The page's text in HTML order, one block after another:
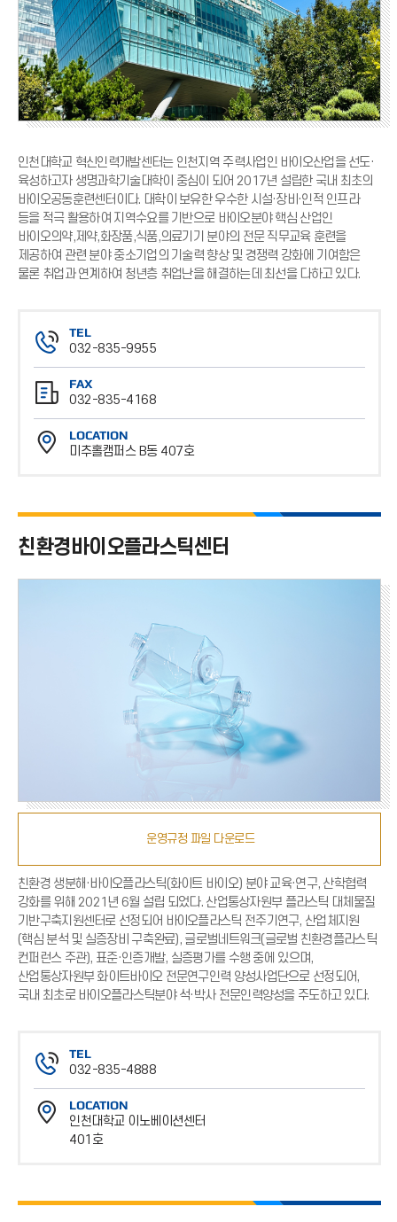
인천대학교 혁신인력개발센터는 인천지역 주력사업인 바이오산업을 선도·
육성하고자 생명과학기술대학이 중심이 되어 2017년 설립한 국내 최초의
바이오공동훈련센터이다. 대학이 보유한 우수한 시설·장비·인적 인프라
등을 적극 활용하여 지역수요를 기반으로 바이오분야 핵심 산업인
바이오의약,제약,화장품,식품,의료기기 분야의 전문 직무교육 훈련을
제공하여 관련 분야 중소기업의 기술력 향상 및 경쟁력 강화에 기여함은
물론 취업과 연계하여 청년층 취업난을 해결하는데 최선을 다하고 있다.
TEL
032-835-9955
전
화
번
호
FAX
032-835-4168
팩
스
번
LOCATION
미추홀캠퍼스 B동 407호
운영규정 파일 다운로드
친환경바이오플라스틱센터
친환경 생분해·바이오플라스틱(화이트 바이오) 분야 교육·연구, 산학협력
강화를 위해 2021년 6월 설립 되었다. 산업통상자원부 플라스틱 대체물질
기반구축지원센터로 선정되어 바이오플라스틱 전주기연구, 산업체지원
(핵심 분석 및 실증장비 구축완료), 글로벌네트워크(글로벌 친환경플라스틱
컨퍼런스 주관), 표준·인증개발, 실증평가를 수행 중에 있으며,
산업통상자원부 화이트바이오 전문연구인력 양성사업단으로 선정되어,
국내 최초로 바이오플라스틱분야 석·박사 전문인력양성을 주도하고 있다.
TEL
032-835-4888
전
화
번
호
LOCATION
인천대학교 이노베이션센터
401호